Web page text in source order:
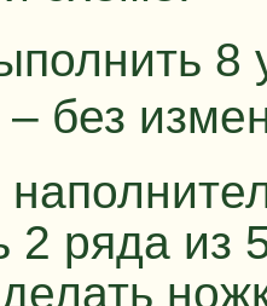
8
без
2 ряда из